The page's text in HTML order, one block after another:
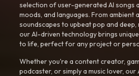
selection of user-generated AI songs
moods, and languages. From ambient
soundscapes to upbeat pop and
our AI-driven technology brings
to life, perfect for any project or
Whether you're a content creator,
podcaster, or simply a music lover,